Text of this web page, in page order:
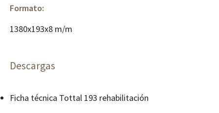
Formato:
1380x193x8 m/m
Descargas
Ficha técnica Tottal 193 rehabilitación